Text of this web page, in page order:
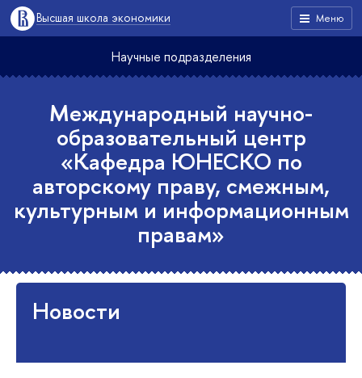
Меню
Высшая школа экономики
Научные подразделения
Международный научно-
образовательный центр
«Кафедра ЮНЕСКО по
авторскому праву, смежным,
культурным и информационным
правам»
Новости